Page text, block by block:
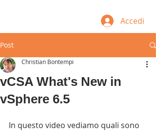
Accedi
Post
vCSA What's New in
vSphere 6.5
Christian Bontempi
In questo video vediamo quali sono